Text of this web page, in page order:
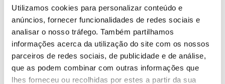
Utilizamos cookies para personalizar conteúdo e
anúncios, fornecer funcionalidades de redes sociais e
analisar o nosso tráfego. Também partilhamos
informações acerca da utilização do site com os nossos
parceiros de redes sociais, de publicidade e de análise,
que as podem combinar com outras informações que
lhes forneceu ou recolhidas por estes a partir da sua
13.07.2026
Genoma do priolo e de outras espécies em risco:
conhecer para conservar